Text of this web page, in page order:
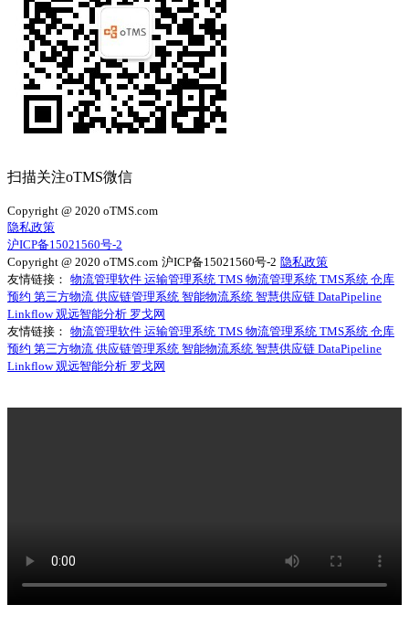
扫描关注oTMS微信
Copyright @ 2020 oTMS.com
隐私政策
沪ICP备15021560号-2
Copyright @ 2020 oTMS.com 沪ICP备15021560号-2 隐私政策
友情链接： 物流管理软件 运输管理系统 TMS 物流管理系统 TMS系统 仓库
预约 第三方物流 供应链管理系统 智能物流系统 智慧供应链 DataPipeline
Linkflow观远智能分析 罗戈网
友情链接： 物流管理软件 运输管理系统 TMS 物流管理系统 TMS系统 仓库
预约 第三方物流 供应链管理系统 智能物流系统 智慧供应链 DataPipeline
Linkflow观远智能分析 罗戈网